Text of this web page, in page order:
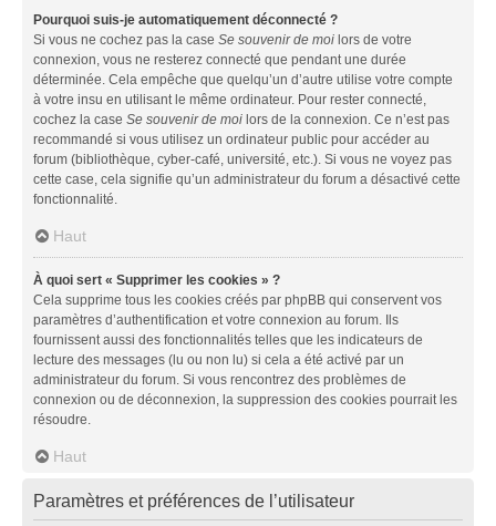
Pourquoi suis-je automatiquement déconnecté ?
Si vous ne cochez pas la case Se souvenir de moi lors de votre
connexion, vous ne resterez connecté que pendant une durée
déterminée. Cela empêche que quelqu’un d’autre utilise votre compte
à votre insu en utilisant le même ordinateur. Pour rester connecté,
cochez la case Se souvenir de moi lors de la connexion. Ce n’est pas
recommandé si vous utilisez un ordinateur public pour accéder au
forum (bibliothèque, cyber-café, université, etc.). Si vous ne voyez pas
cette case, cela signifie qu’un administrateur du forum a désactivé cette
fonctionnalité.
Haut
À quoi sert « Supprimer les cookies » ?
Cela supprime tous les cookies créés par phpBB qui conservent vos
paramètres d’authentification et votre connexion au forum. Ils
fournissent aussi des fonctionnalités telles que les indicateurs de
lecture des messages (lu ou non lu) si cela a été activé par un
administrateur du forum. Si vous rencontrez des problèmes de
connexion ou de déconnexion, la suppression des cookies pourrait les
résoudre.
Haut
Paramètres et préférences de l’utilisateur